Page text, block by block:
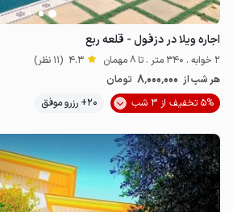
اجاره ویلا در دزفول - قلعه ربع
2 خوابه . 340 متر . تا 8 مهمان 4.3 (11 نظر)
هر شب از 8٬000٬000 تومان
5% تخفیف از 3 شب
20+ رزرو موفق